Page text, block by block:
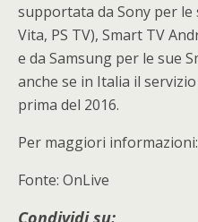
supportata da Sony per le
Vita, PS TV), Smart TV
e da Samsung per le sue
anche se in Italia il
prima del 2016.
Per maggiori informazioni:
Fonte: OnLive
Condividi su: